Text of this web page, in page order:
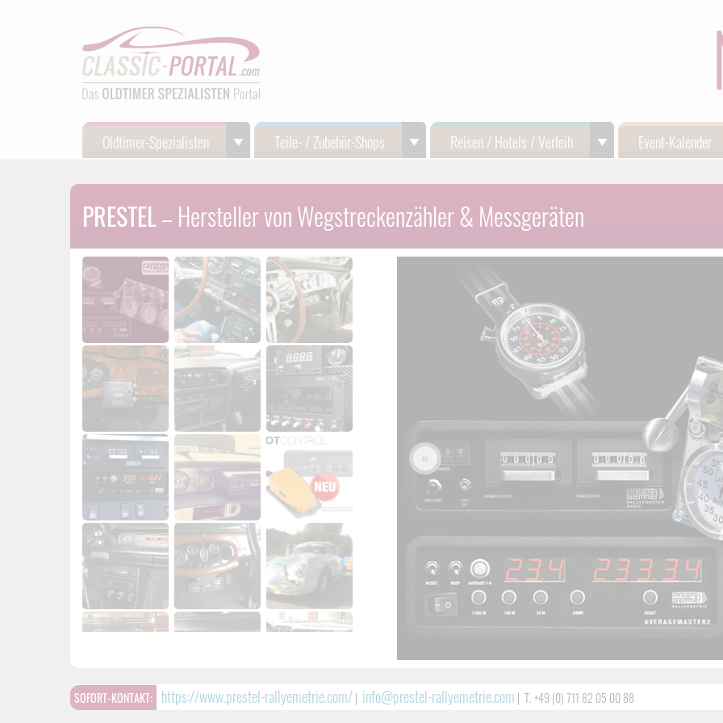
Oldtimer-Spezialisten Teile- / Zubehör-Shops Reisen / Hotels / Verleih Event-Kalender
PRESTEL– Hersteller von Wegstreckenzähler & Messgeräten
«
SOFORT-KONTAKT: https://www.prestel-rallyemetrie.com/| info@prestel-rallyemetrie.com | T. +49 (0) 711 82 05 00 88